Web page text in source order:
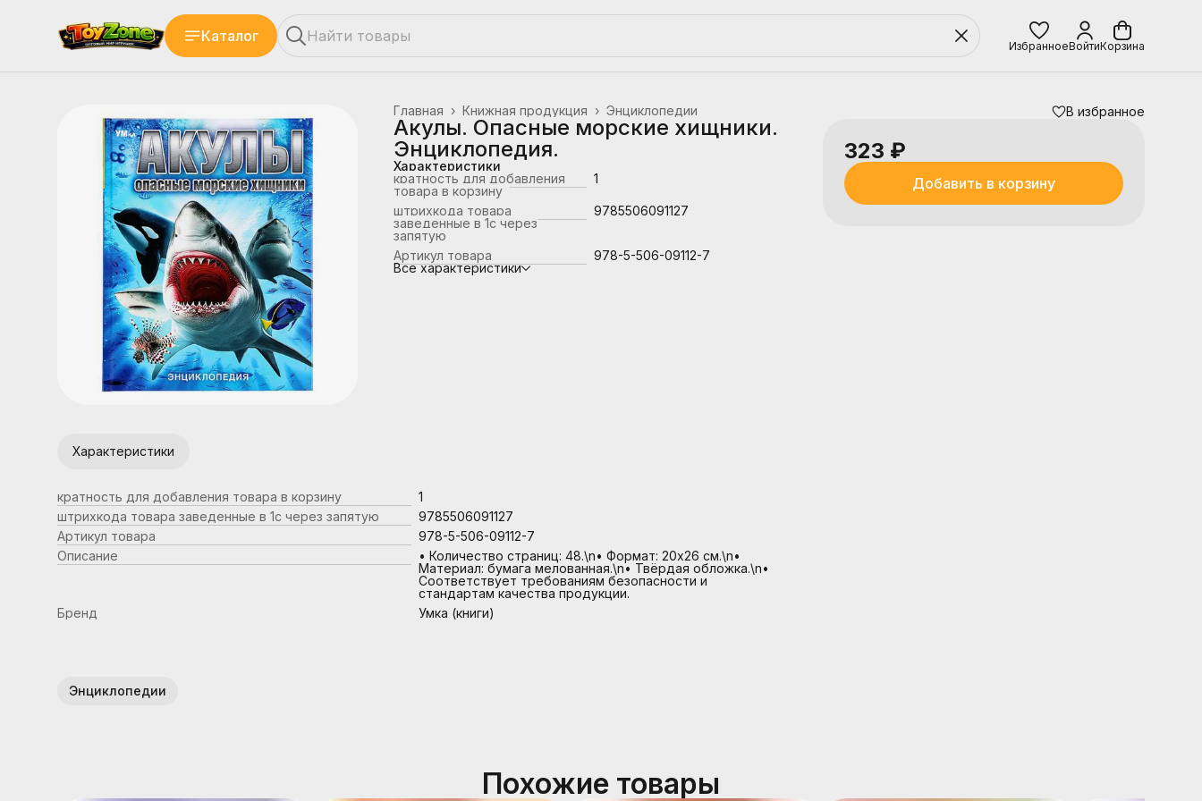
Каталог
ИзбранноеВойтиКорзина
Энциклопедии
Книжная продукция ›
Главная ›
Акулы. Опасные морские хищники.
Энциклопедия.
Характеристики
кратность для добавления
товара в корзину
1
штрихкода товара
заведенные в 1с через
запятую
9785506091127
Артикул товара
978-5-506-09112-7
Все характеристики
В избранное
323 ₽
Добавить в корзину
Характеристики
кратность для добавления товара в корзину
1
штрихкода товара заведенные в 1с через запятую
9785506091127
Артикул товара
978-5-506-09112-7
Описание
• Количество страниц: 48.\n• Формат: 20х26 см.\n•
Материал: бумага мелованная.\n• Твёрдая обложка.\n•
Соответствует требованиям безопасности и
стандартам качества продукции.
Бренд
Умка (книги)
Энциклопедии
Похожие товары